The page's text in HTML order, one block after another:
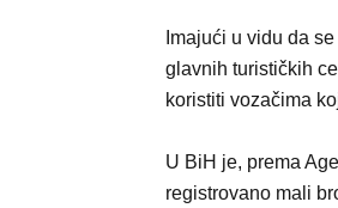
Imajući u vidu da
glavnih turističkih
koristiti vozačima
U BiH je, prema
registrovano mali